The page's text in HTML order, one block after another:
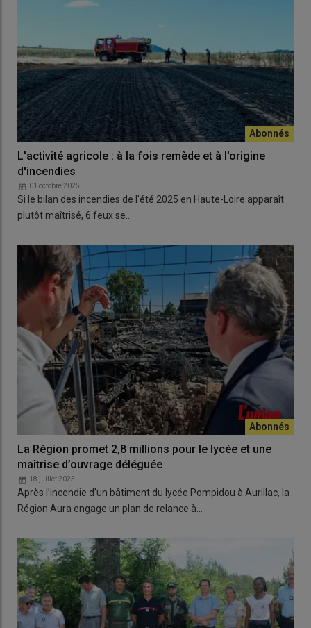
L'activité agricole : à la fois remède et à l'origine
d'incendies
01 octobre 2025
Si le bilan des incendies de l'été 2025 en Haute-Loire apparaît
plutôt maîtrisé, 6 feux se…
La Région promet 2,8 millions pour le lycée et une
maîtrise d’ouvrage déléguée
18 juillet 2025
Après l’incendie d’un bâtiment du lycée Pompidou à Aurillac, la
Région Aura engage un plan de relance à…